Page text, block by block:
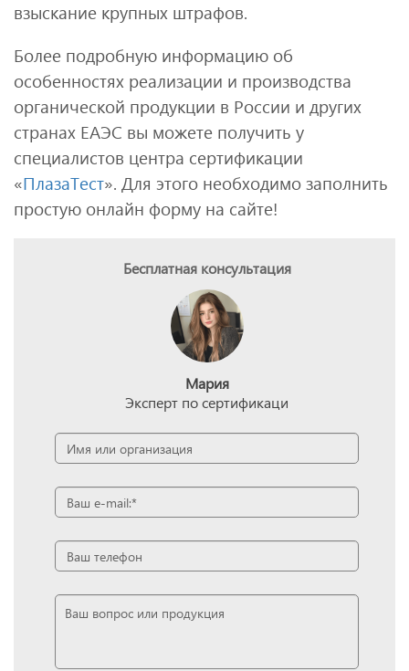
взыскание крупных штрафов.
Более подробную информацию об
особенностях реализации и производства
органической продукции в России и других
странах ЕАЭС вы можете получить у
специалистов центра сертификации
«ПлазаТест». Для этого необходимо заполнить
простую онлайн форму на сайте!
Бесплатная консультация
Мария
Эксперт по сертификаци